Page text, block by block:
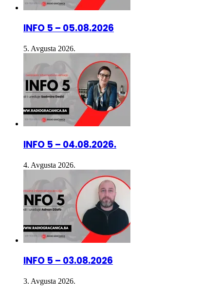
INFO 5 – 05.08.2026
5. Avgusta 2026.
INFO 5 – 04.08.2026.
4. Avgusta 2026.
INFO 5 – 03.08.2026
3. Avgusta 2026.